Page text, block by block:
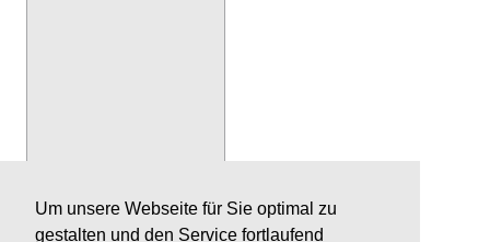
Um unsere Webseite für Sie optimal zu
gestalten und den Service fortlaufend